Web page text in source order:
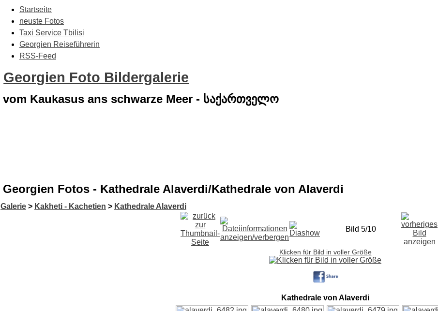
Startseite
neuste Fotos
Taxi Service Tbilisi
Georgien Reiseführerin
RSS-Feed
Georgien Foto Bildergalerie
vom Kaukasus ans schwarze Meer - საქართველო
Georgien Fotos - Kathedrale Alaverdi/Kathedrale von Alaverdi
Galerie > Kakheti - Kachetien > Kathedrale Alaverdi
Bild 5/10
Klicken für Bild in voller Größe
Kathedrale von Alaverdi